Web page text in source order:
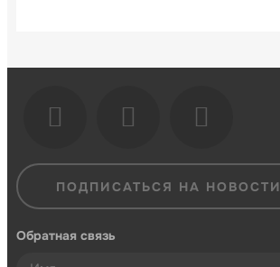
ПОДПИСАТЬСЯ НА НОВОСТИ
Обратная связь